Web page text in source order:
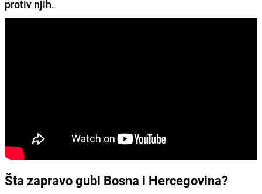
protiv njih.
Šta zapravo gubi Bosna i Hercegovina?